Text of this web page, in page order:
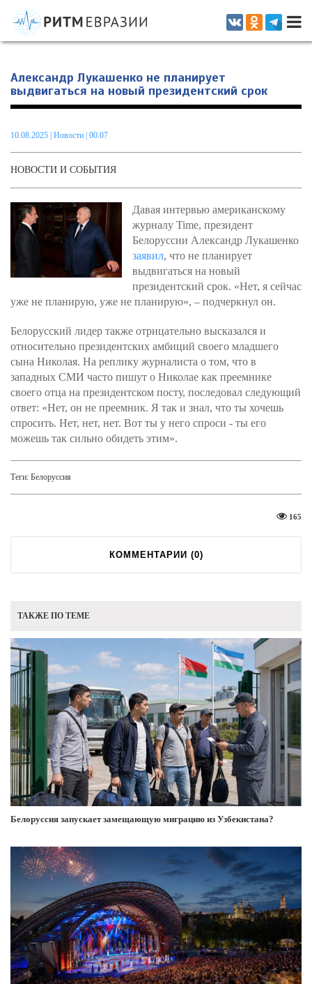
Информационно-аналитическое издание, посвященное актуальным
проблемам интеграции на постсоветском пространстве
Александр Лукашенко не планирует
выдвигаться на новый президентский срок
10.08.2025 Новости | 00.07
НОВОСТИ И СОБЫТИЯ
Давая интервью американскому
журналу Time, президент
Белоруссии Александр Лукашенко
заявил, что не планирует
выдвигаться на новый
президентский срок. «Нет, я сейчас
уже не планирую, уже не планирую», – подчеркнул он.
Белорусский лидер также отрицательно высказался и
относительно президентских амбиций своего младшего
сына Николая. На реплику журналиста о том, что в
западных СМИ часто пишут о Николае как преемнике
своего отца на президентском посту, последовал следующий
ответ: «Нет, он не преемник. Я так и знал, что ты хочешь
спросить. Нет, нет, нет. Вот ты у него спроси - ты его
можешь так сильно обидеть этим».
Теги: Белоруссия
165
КОММЕНТАРИИ (0)
ТАКЖЕ ПО ТЕМЕ
Белоруссия запускает замещающую миграцию из Узбекистана?